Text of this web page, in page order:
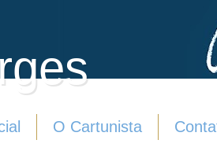
O Cartunista